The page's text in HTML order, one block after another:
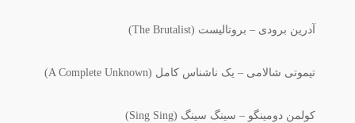
آدرین برودی – بروتالیست (The Brutalist)
تیموتی شالامی – یک ناشناس کامل (A Complete Unknown)
کولمن دومینگو – سینگ سینگ (Sing Sing)